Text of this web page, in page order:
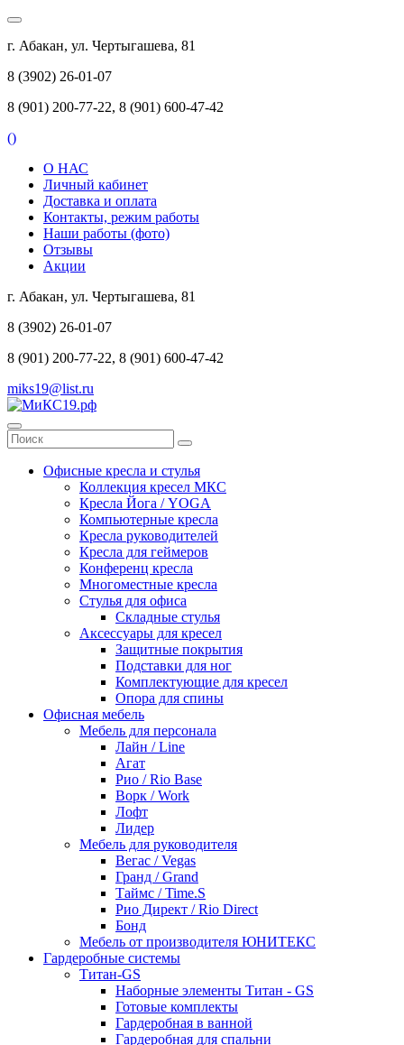
г. Абакан, ул. Чертыгашева, 81
8 (3902) 26-01-07
8 (901) 200-77-22, 8 (901) 600-47-42
()
О НАС
Личный кабинет
Доставка и оплата
Контакты, режим работы
Наши работы (фото)
Отзывы
Акции
г. Абакан, ул. Чертыгашева, 81
8 (3902) 26-01-07
8 (901) 200-77-22, 8 (901) 600-47-42
miks19@list.ru
Офисные кресла и стулья
Коллекция кресел МКС
Кресла Йога / YOGA
Компьютерные кресла
Кресла руководителей
Кресла для геймеров
Конференц кресла
Многоместные кресла
Стулья для офиса
Складные стулья
Аксессуары для кресел
Защитные покрытия
Подставки для ног
Комплектующие для кресел
Опора для спины
Офисная мебель
Мебель для персонала
Лайн / Line
Агат
Рио / Rio Base
Ворк / Work
Лофт
Лидер
Мебель для руководителя
Вегас / Vegas
Гранд / Grand
Таймс / Time.S
Рио Директ / Rio Direct
Бонд
Мебель от производителя ЮНИТЕКС
Гардеробные системы
Титан-GS
Наборные элементы Титан - GS
Готовые комплекты
Гардеробная в ванной
Гардеробная для спальни